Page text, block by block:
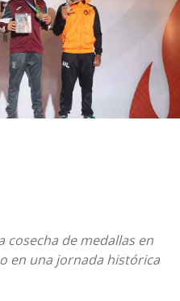
cosecha de medallas en
en una jornada histórica